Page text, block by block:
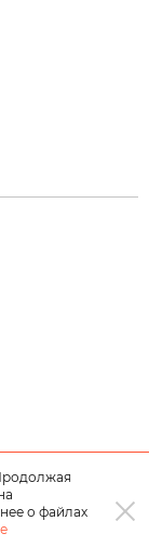
о файлах